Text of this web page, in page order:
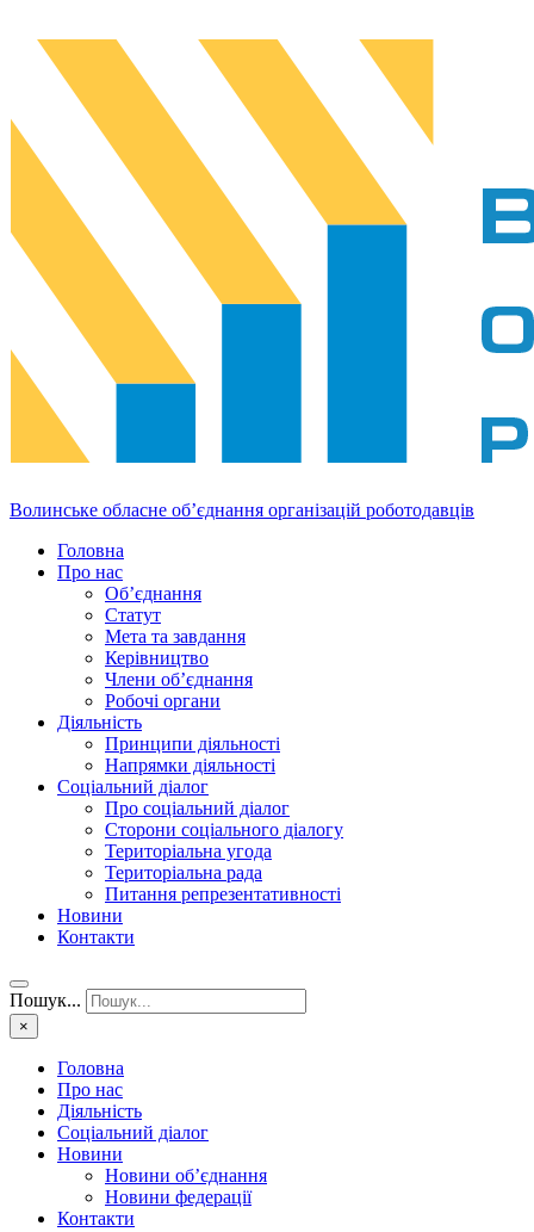
Волинське обласне об’єднання організацій роботодавців
Головна
Про нас
Об’єднання
Статут
Мета та завдання
Керівництво
Члени об’єднання
Робочі органи
Діяльність
Принципи діяльності
Напрямки діяльності
Соціальний діалог
Про соціальний діалог
Сторони соціального діалогу
Територіальна угода
Територіальна рада
Питання репрезентативності
Новини
Контакти
Пошук...
×
Головна
Про нас
Діяльність
Соціальний діалог
Новини
Новини об’єднання
Новини федерації
Контакти